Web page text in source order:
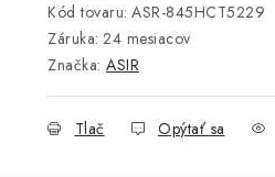
Kód tovaru: ASR-845HCT5229
Záruka: 24 mesiacov
Značka: ASIR
Tlač Opýtať sa